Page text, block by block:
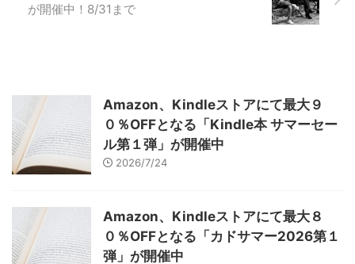
が開催中！8/31まで
Amazon、Kindleストアにて最大９
０％OFFとなる「Kindle本 サマーセー
ル第１弾」が開催中
2026/7/24
Amazon、Kindleストアにて最大８
０％OFFとなる「カドサマー2026第１
弾」が開催中